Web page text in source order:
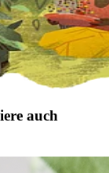
auch